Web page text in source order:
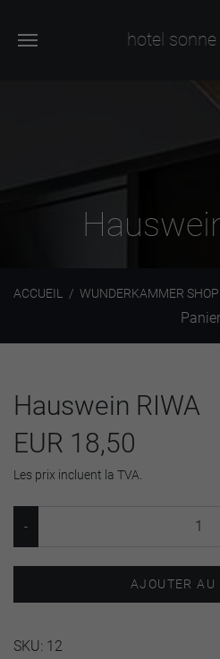
hotel sonne
ACCUEIL WUNDERKAMMER SHOP
Panier
Hauswein RIWA
EUR 18,50
Les prix incluent la TVA.
AJOUTER AU
SKU: 12